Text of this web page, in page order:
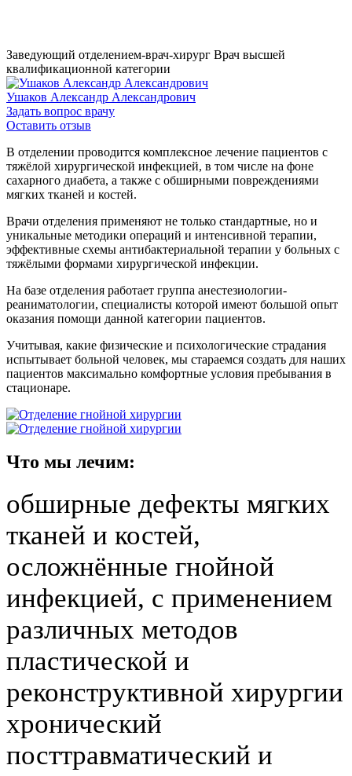
Заведующий отделением-врач-хирург Врач высшей
квалификационной категории
Ушаков Александр Александрович
Задать вопрос врачу
Оставить отзыв
В отделении проводится комплексное лечение пациентов с
тяжёлой хирургической инфекцией, в том числе на фоне
сахарного диабета, а также с обширными повреждениями
мягких тканей и костей.
Врачи отделения применяют не только стандартные, но и
уникальные методики операций и интенсивной терапии,
эффективные схемы антибактериальной терапии у больных с
тяжёлыми формами хирургической инфекции.
На базе отделения работает группа анестезиологии-
реаниматологии, специалисты которой имеют большой опыт
оказания помощи данной категории пациентов.
Учитывая, какие физические и психологические страдания
испытывает больной человек, мы стараемся создать для наших
пациентов максимально комфортные условия пребывания в
стационаре.
Что мы лечим:
обширные дефекты мягких
тканей и костей,
осложнённые гнойной
инфекцией, с применением
различных методов
пластической и
реконструктивной хирургии
хронический
посттравматический и